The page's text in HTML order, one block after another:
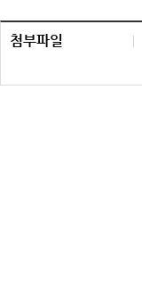
첨부파일